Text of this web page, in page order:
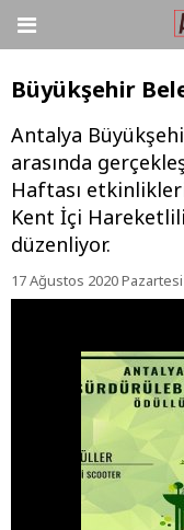
Büyükşehir
Antalya
arasında
Haftası
Kent İçi
düzenliyor.
17 Ağustos 2020 Pazartesi